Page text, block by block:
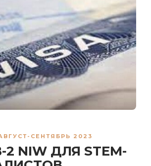
СЕНТЯБРЬ 2023
2 NIW ДЛЯ STEM-